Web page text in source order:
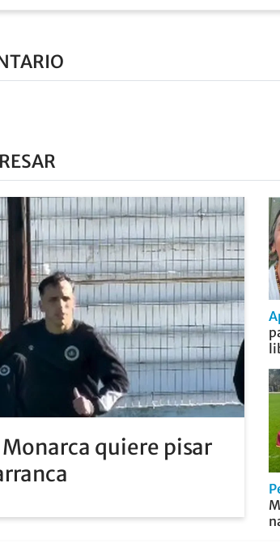
Monarca quiere pisar